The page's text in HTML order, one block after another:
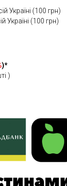
Україні (100 грн)
(100 грн)
)*
)